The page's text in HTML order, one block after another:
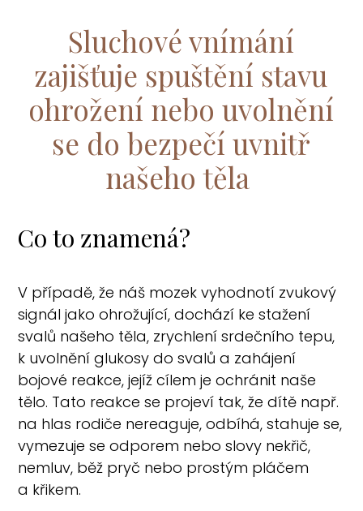
Sluchové vnímání
zajišťuje spuštění stavu
ohrožení nebo uvolnění
se do bezpečí uvnitř
našeho těla
Co to znamená?
V případě, že náš mozek vyhodnotí zvukový
signál jako ohrožující, dochází ke stažení
svalů našeho těla, zrychlení srdečního tepu,
k uvolnění glukosy do svalů a zahájení
bojové reakce, jejíž cílem je ochránit naše
tělo. Tato reakce se projeví tak, že dítě např.
na hlas rodiče nereaguje, odbíhá, stahuje se,
vymezuje se odporem nebo slovy nekřič,
nemluv, běž pryč nebo prostým pláčem
a křikem.